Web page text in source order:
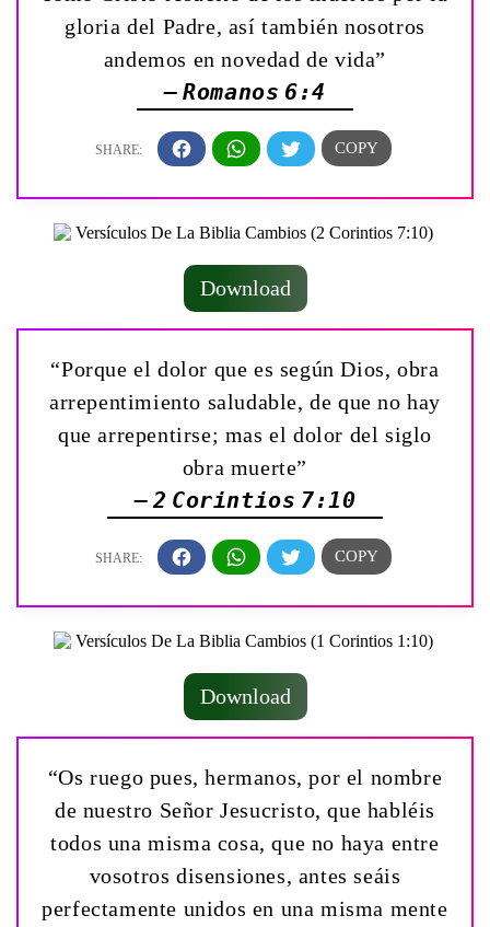
gloria del Padre, así también nosotros
andemos en novedad de vida”
— Romanos 6:4
Download
“Porque el dolor que es según Dios, obra
arrepentimiento saludable, de que no hay
que arrepentirse; mas el dolor del siglo
obra muerte”
— 2 Corintios 7:10
Download
“Os ruego pues, hermanos, por el nombre
de nuestro Señor Jesucristo, que habléis
todos una misma cosa, que no haya entre
vosotros disensiones, antes seáis
perfectamente unidos en una misma mente